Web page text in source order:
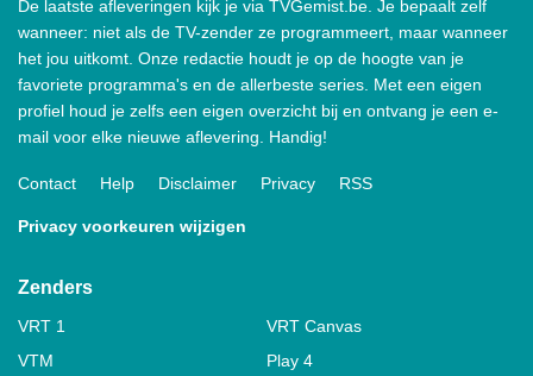
De laatste afleveringen kijk je via TVGemist.be. Je bepaalt zelf
wanneer: niet als de TV-zender ze programmeert, maar wanneer
het jou uitkomt. Onze redactie houdt je op de hoogte van je
favoriete programma's en de allerbeste series. Met een eigen
profiel houd je zelfs een eigen overzicht bij en ontvang je een e-
mail voor elke nieuwe aflevering. Handig!
Contact Help Disclaimer Privacy RSS
Privacy voorkeuren wijzigen
Zenders
VRT 1
VRT Canvas
VTM
Play 4